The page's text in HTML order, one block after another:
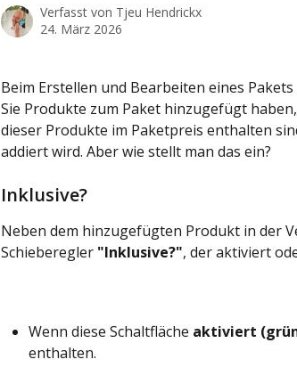
Verfasst von Tjeu Hendrickx
24. März 2026
Beim Erstellen und Bearbeiten eines
Sie Produkte zum Paket hinzugefügt
dieser Produkte im Paketpreis enthalten
addiert wird. Aber wie stellt man das ein?
Inklusive?
Neben dem hinzugefügten Produkt in der
Schieberegler "Inklusive?", der aktiviert
Wenn diese Schaltfläche aktiviert
enthalten.